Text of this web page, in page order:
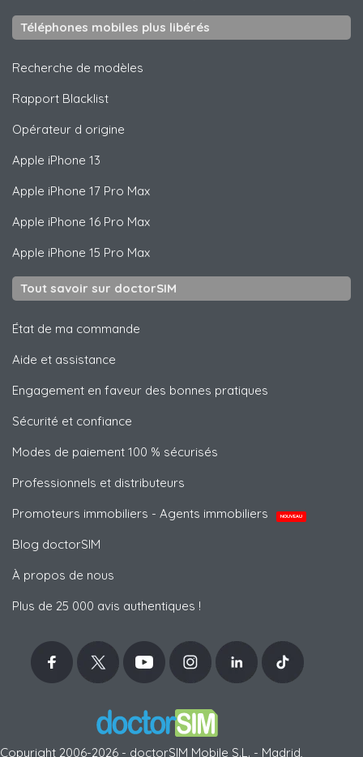
Téléphones mobiles plus libérés
Recherche de modèles
Rapport Blacklist
Opérateur d origine
Apple iPhone 13
Apple iPhone 17 Pro Max
Apple iPhone 16 Pro Max
Apple iPhone 15 Pro Max
Tout savoir sur doctorSIM
État de ma commande
Aide et assistance
Engagement en faveur des bonnes pratiques
Sécurité et confiance
Modes de paiement 100 % sécurisés
Professionnels et distributeurs
Promoteurs immobiliers - Agents immobiliers
NOUVEAU
Blog doctorSIM
À propos de nous
Plus de 25 000 avis authentiques !
Copyright 2006-2026 - doctorSIM Mobile S.L. - Madrid,